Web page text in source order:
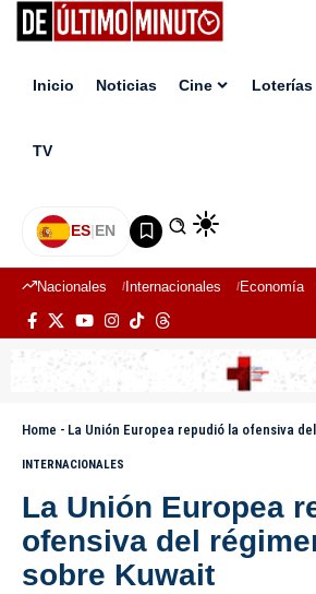
Inicio Noticias Cine Loterías
TV
ES|EN
Nacionales Internacionales Economía
Home - La Unión Europea repudió la ofensiva del
INTERNACIONALES
La Unión Europea
ofensiva del
sobre Kuwait